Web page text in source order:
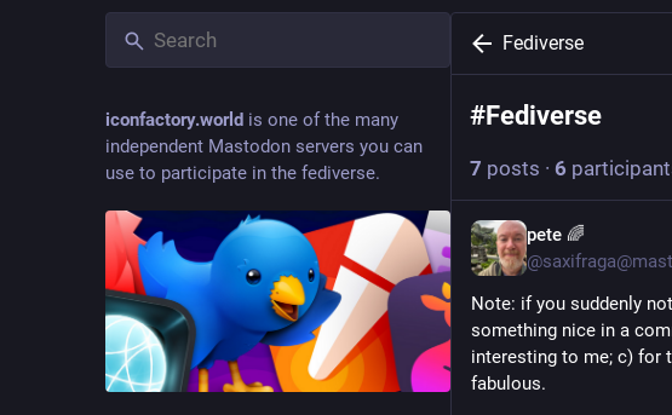
iconfactory.world is one of the many
independent Mastodon servers you can
use to participate in the fediverse.
Fediverse
#Fediverse
7 posts · 6
pete 🌈
Note: if you suddenly
something nice in a
interesting to me; c) for
fabulous.